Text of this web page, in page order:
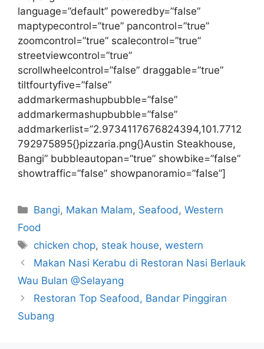
language=”default” poweredby=”false”
maptypecontrol=”true” pancontrol=”true”
zoomcontrol=”true” scalecontrol=”true”
streetviewcontrol=”true”
scrollwheelcontrol=”false” draggable=”true”
tiltfourtyfive=”false”
addmarkermashupbubble=”false”
addmarkermashupbubble=”false”
addmarkerlist=”2.9734117676824394,101.7712
792975895{}pizzaria.png{}Austin Steakhouse,
Bangi” bubbleautopan=”true” showbike=”false”
showtraffic=”false” showpanoramio=”false”]
Categories
Bangi, Makan Malam, Seafood,Western
Food
Tags
chicken chop, steak house,western
Makan Nasi Kerabu di Restoran Nasi Berlauk
Wau Bulan @Selayang
Restoran Top Seafood, Bandar Pinggiran
Subang